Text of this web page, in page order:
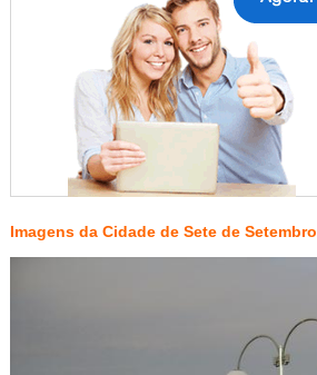
Imagens da Cidade de Sete de Setembro